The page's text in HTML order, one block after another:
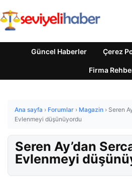
Güncel Haberler Çerez
Firma
Ana sayfa › Forumlar › Magazin › Seren
Evlenmeyi düşünüyordu
Seren Ay’dan
Evlenmeyi